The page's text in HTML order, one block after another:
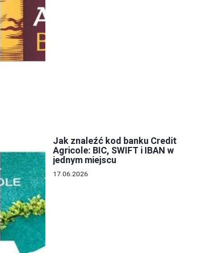
Jak znaleźć kod banku Credit
Agricole: BIC, SWIFT i IBAN w
jednym miejscu
17.06.2026